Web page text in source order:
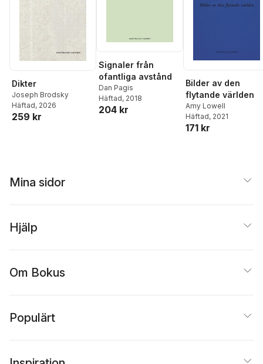
Dikter
Joseph Brodsky
Häftad, 2026
259 kr
Signaler från
ofantliga avstånd
Dan Pagis
Häftad, 2018
204 kr
Bilder av den
flytande världen
Amy Lowell
Häftad, 2021
171 kr
Mina sidor
Hjälp
Om Bokus
Populärt